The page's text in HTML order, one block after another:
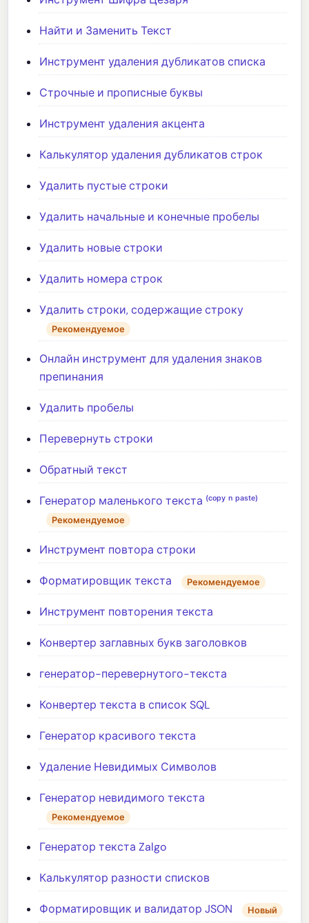
Найти и Заменить Текст
Инструмент удаления дубликатов списка
Строчные и прописные буквы
Инструмент удаления акцента
Калькулятор удаления дубликатов строк
Удалить пустые строки
Удалить начальные и конечные пробелы
Удалить новые строки
Удалить номера строк
Удалить строки, содержащие строку
Рекомендуемое
Онлайн инструмент для удаления знаков
препинания
Удалить пробелы
Перевернуть строки
Обратный текст
Генератор маленького текста ⁽ᶜᵒᵖʸ ⁿ ᵖᵃˢᵗᵉ⁾
Рекомендуемое
Инструмент повтора строки
Форматировщик текста Рекомендуемое
Инструмент повторения текста
Конвертер заглавных букв заголовков
генератор-перевернутого-текста
Конвертер текста в список SQL
Генератор красивого текста
Удаление Невидимых Символов
Генератор невидимого текста
Рекомендуемое
Генератор текста Zalgo
Калькулятор разности списков
Форматировщик и валидатор JSON Новый